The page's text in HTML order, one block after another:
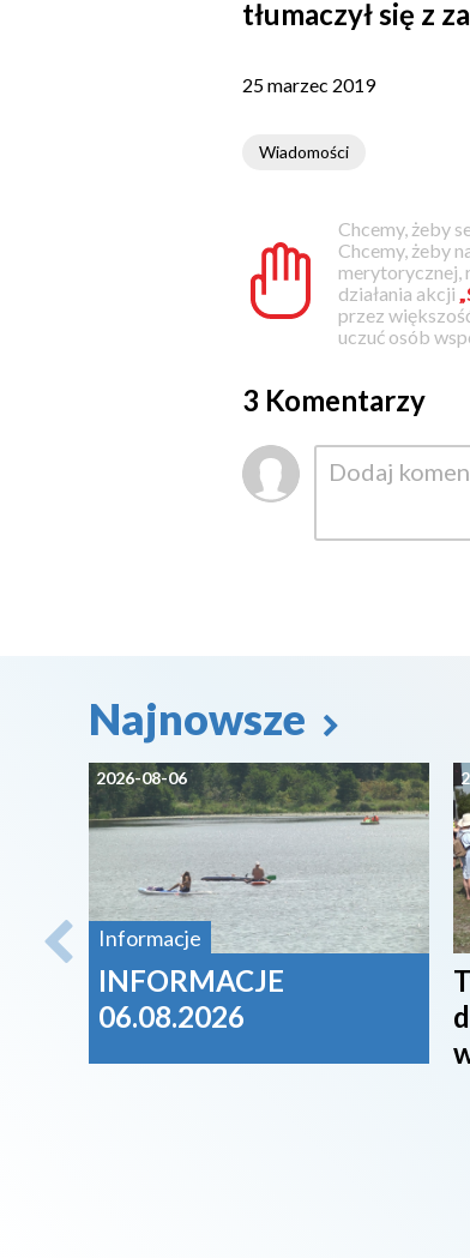
tłumaczył się z
25 marzec 2019
Wiadomości
Chcemy, żeby
Chcemy, żeby
merytorycznej,
działania akcji
przez
uczuć osób
3 Komentarzy
Najnowsze
2026-08-06
Informacje
INFORMACJE
06.08.2026